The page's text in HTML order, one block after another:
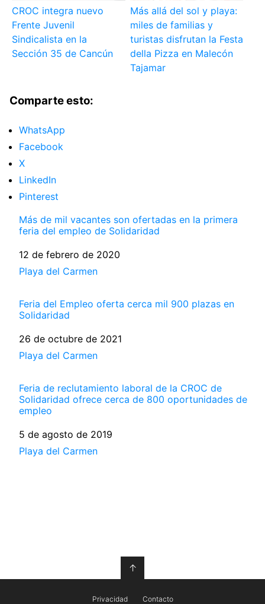
CROC integra nuevo
Frente Juvenil
Sindicalista en la
Sección 35 de Cancún
Más allá del sol y playa:
miles de familias y
turistas disfrutan la Festa
della Pizza en Malecón
Tajamar
Comparte esto:
WhatsApp
Facebook
X
LinkedIn
Pinterest
Más de mil vacantes son ofertadas en la primera
feria del empleo de Solidaridad
Fecha
12 de febrero de 2020
Respecto a
Playa del Carmen
Feria del Empleo oferta cerca mil 900 plazas en
Solidaridad
Fecha
26 de octubre de 2021
Respecto a
Playa del Carmen
Feria de reclutamiento laboral de la CROC de
Solidaridad ofrece cerca de 800 oportunidades de
empleo
Fecha
5 de agosto de 2019
Respecto a
Playa del Carmen
↑
Privacidad Contacto